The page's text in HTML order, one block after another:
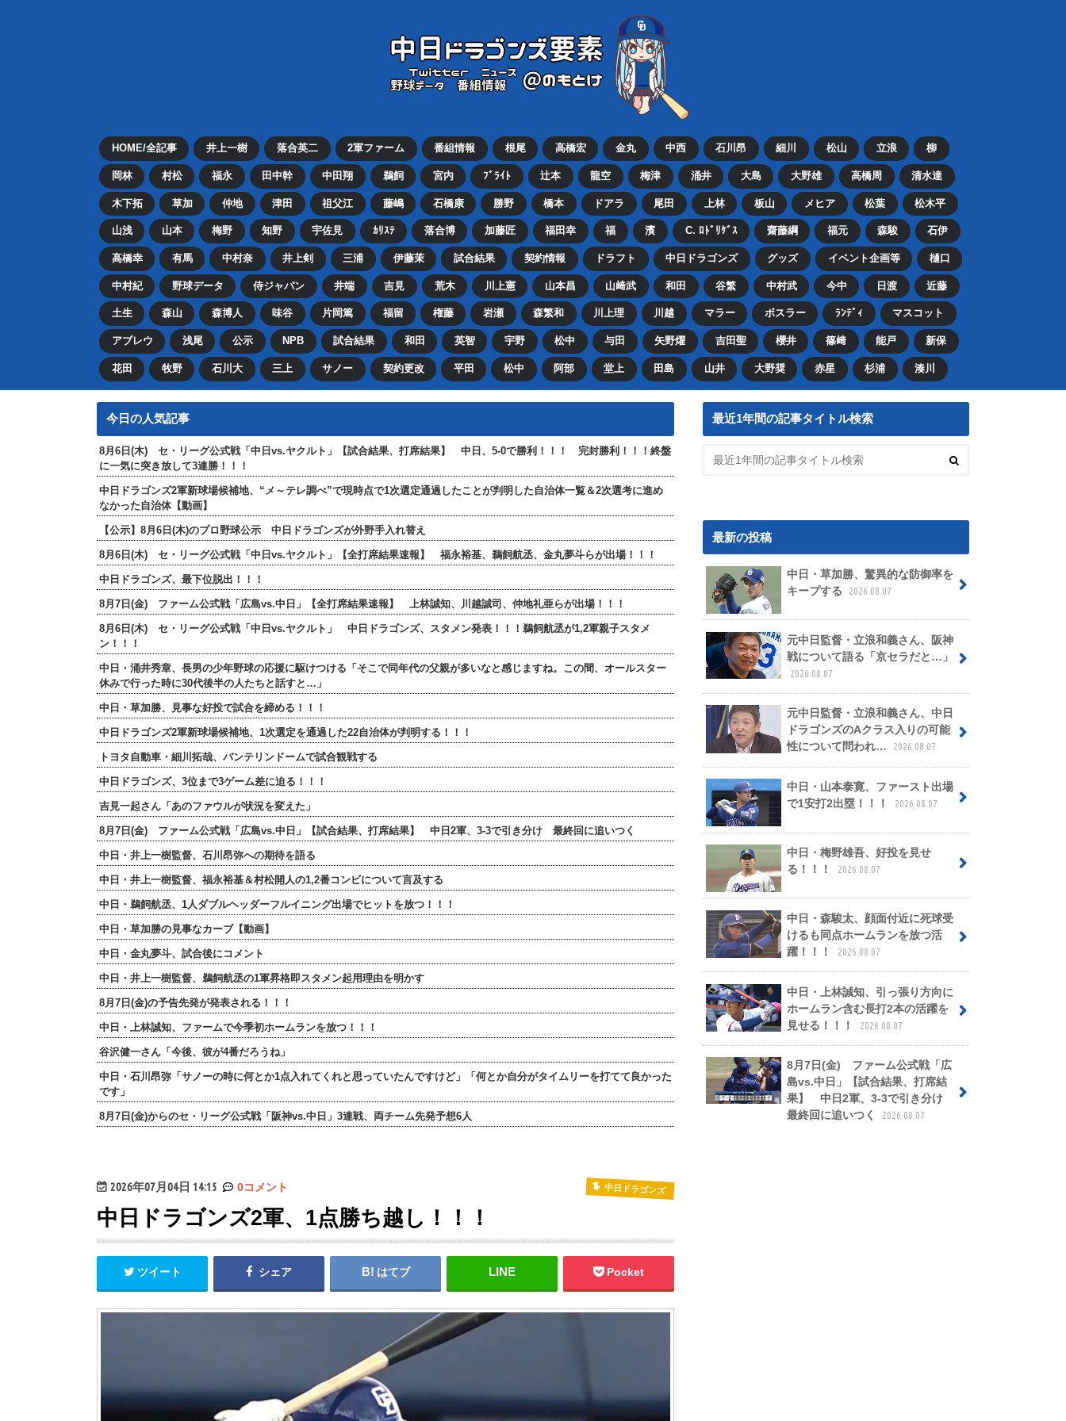
HOME/全記事 井上一樹 落合英二 2軍ファーム 番組情報 根尾 高橋宏 金丸 中西 石川昂 細川 松山 立浪 柳
岡林 村松 福永 田中幹 中田翔 鵜飼 宮内 ﾌﾞﾗｲﾄ 辻本 龍空 梅津 涌井 大島 大野雄 高橋周 清水達
木下拓 草加 仲地 津田 祖父江 藤嶋 石橋康 勝野 橋本 ドアラ 尾田 上林 板山 メヒア 松葉 松木平
山浅 山本 梅野 知野 宇佐見 ｶﾘｽﾃ 落合博 加藤匠 福田幸 福 濱 C. ﾛﾄﾞﾘｹﾞｽ 齋藤綱 福元 森駿 石伊
高橋幸 有馬 中村奈 井上剣 三浦 伊藤茉 試合結果 契約情報 ドラフト 中日ドラゴンズ グッズ イベント企画等 樋口
中村紀 野球データ 侍ジャパン 井端 吉見 荒木 川上憲 山本昌 山﨑武 和田 谷繁 中村武 今中 日渡 近藤
土生 森山 森博人 味谷 片岡篤 福留 権藤 岩瀬 森繁和 川上理 川越 マラー ボスラー ﾗﾝﾃﾞｨ マスコット
アブレウ 浅尾 公示 NPB 試合結果 和田 英智 宇野 松中 与田 矢野燿 吉田聖 櫻井 篠﨑 能戸 新保
花田 牧野 石川大 三上 サノー 契約更改 平田 松中 阿部 堂上 田島 山井 大野奨 赤星 杉浦 湊川
今日の人気記事
8月6日(木) セ・リーグ公式戦「中日vs.ヤクルト」【試合結果、打席結果】 中日、5-0で勝利！！！ 完封勝利！！！終盤
に一気に突き放して3連勝！！！
中日ドラゴンズ2軍新球場候補地、“メ～テレ調べ”で現時点で1次選定通過したことが判明した自治体一覧＆2次選考に進め
なかった自治体【動画】
【公示】8月6日(木)のプロ野球公示 中日ドラゴンズが外野手入れ替え
8月6日(木) セ・リーグ公式戦「中日vs.ヤクルト」【全打席結果速報】 福永裕基、鵜飼航丞、金丸夢斗らが出場！！！
中日ドラゴンズ、最下位脱出！！！
8月7日(金) ファーム公式戦「広島vs.中日」【全打席結果速報】 上林誠知、川越誠司、仲地礼亜らが出場！！！
8月6日(木) セ・リーグ公式戦「中日vs.ヤクルト」 中日ドラゴンズ、スタメン発表！！！鵜飼航丞が1,2軍親子スタメ
ン！！！
中日・涌井秀章、長男の少年野球の応援に駆けつける「そこで同年代の父親が多いなと感じますね。この間、オールスター
休みで行った時に30代後半の人たちと話すと…」
中日・草加勝、見事な好投で試合を締める！！！
中日ドラゴンズ2軍新球場候補地、1次選定を通過した22自治体が判明する！！！
トヨタ自動車・細川拓哉、バンテリンドームで試合観戦する
中日ドラゴンズ、3位まで3ゲーム差に迫る！！！
吉見一起さん「あのファウルが状況を変えた」
8月7日(金) ファーム公式戦「広島vs.中日」【試合結果、打席結果】 中日2軍、3-3で引き分け 最終回に追いつく
中日・井上一樹監督、石川昂弥への期待を語る
中日・井上一樹監督、福永裕基＆村松開人の1,2番コンビについて言及する
中日・鵜飼航丞、1人ダブルヘッダーフルイニング出場でヒットを放つ！！！
中日・草加勝の見事なカーブ【動画】
中日・金丸夢斗、試合後にコメント
中日・井上一樹監督、鵜飼航丞の1軍昇格即スタメン起用理由を明かす
8月7日(金)の予告先発が発表される！！！
中日・上林誠知、ファームで今季初ホームランを放つ！！！
谷沢健一さん「今後、彼が4番だろうね」
中日・石川昂弥「サノーの時に何とか1点入れてくれと思っていたんですけど」「何とか自分がタイムリーを打てて良かった
です」
8月7日(金)からのセ・リーグ公式戦「阪神vs.中日」3連戦、両チーム先発予想6人
2026年07月04日 14:15 0コメント 中日ドラゴンズ
中日ドラゴンズ2軍、1点勝ち越し！！！
ツイート シェア はてブ Pocket
最近1年間の記事タイトル検索
最新の投稿
中日・草加勝、驚異的な防御率を
キープする
2026.08.07
元中日監督・立浪和義さん、阪神
戦について語る「京セラだと…」
2026.08.07
元中日監督・立浪和義さん、中日
ドラゴンズのAクラス入りの可能
性について問われ…
2026.08.07
中日・山本泰寛、ファースト出場
で1安打2出塁！！！
2026.08.07
中日・梅野雄吾、好投を見せ
る！！！
2026.08.07
中日・森駿太、顔面付近に死球受
けるも同点ホームランを放つ活
躍！！！
2026.08.07
中日・上林誠知、引っ張り方向に
ホームラン含む長打2本の活躍を
見せる！！！
2026.08.07
8月7日(金) ファーム公式戦「広
島vs.中日」【試合結果、打席結
果】 中日2軍、3-3で引き分け
最終回に追いつく
2026.08.07